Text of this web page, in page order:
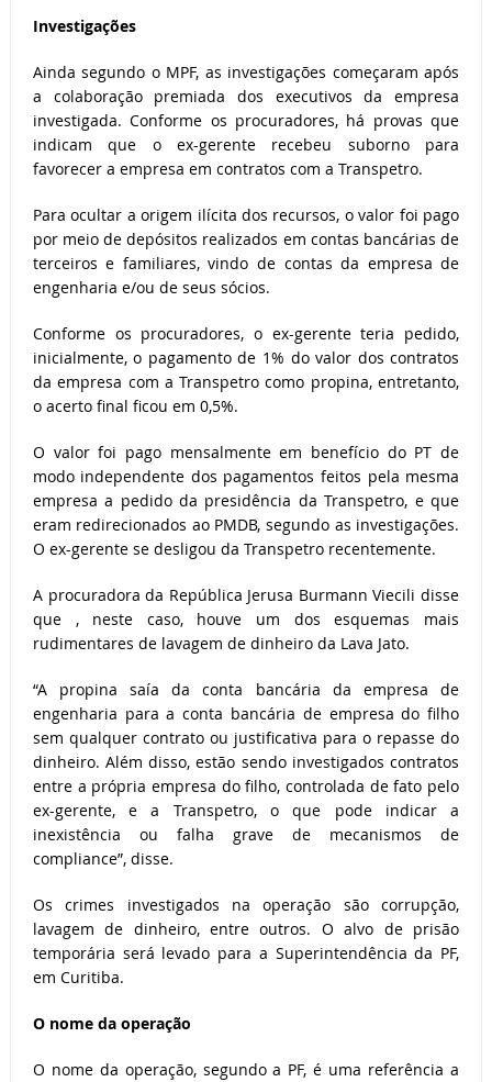
Investigações
Ainda segundo o MPF, as investigações começaram após
a colaboração premiada dos executivos da empresa
investigada. Conforme os procuradores, há provas que
indicam que o ex-gerente recebeu suborno para
favorecer a empresa em contratos com a Transpetro.
Para ocultar a origem ilícita dos recursos, o valor foi pago
por meio de depósitos realizados em contas bancárias de
terceiros e familiares, vindo de contas da empresa de
engenharia e/ou de seus sócios.
Conforme os procuradores, o ex-gerente teria pedido,
inicialmente, o pagamento de 1% do valor dos contratos
da empresa com a Transpetro como propina, entretanto,
o acerto final ficou em 0,5%.
O valor foi pago mensalmente em benefício do PT de
modo independente dos pagamentos feitos pela mesma
empresa a pedido da presidência da Transpetro, e que
eram redirecionados ao PMDB, segundo as investigações.
O ex-gerente se desligou da Transpetro recentemente.
A procuradora da República Jerusa Burmann Viecili disse
que , neste caso, houve um dos esquemas mais
rudimentares de lavagem de dinheiro da Lava Jato.
“A propina saía da conta bancária da empresa de
engenharia para a conta bancária de empresa do filho
sem qualquer contrato ou justificativa para o repasse do
dinheiro. Além disso, estão sendo investigados contratos
entre a própria empresa do filho, controlada de fato pelo
ex-gerente, e a Transpetro, o que pode indicar a
inexistência ou falha grave de mecanismos de
compliance”, disse.
Os crimes investigados na operação são corrupção,
lavagem de dinheiro, entre outros. O alvo de prisão
temporária será levado para a Superintendência da PF,
em Curitiba.
O nome da operação
O nome da operação, segundo a PF, é uma referência a